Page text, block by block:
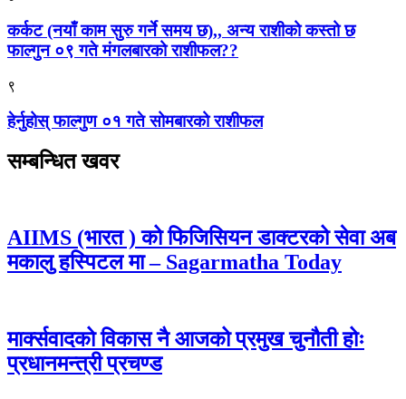
कर्कट (नयाँ काम सुरु गर्ने समय छ),, अन्य राशीको कस्तो छ
फाल्गुन ०९ गते मंगलबारको राशीफल??
९
हेर्नुहोस् फाल्गुण ०१ गते सोमबारको राशीफल
सम्बन्धित खवर
AIIMS (भारत ) को फिजिसियन डाक्टरको सेवा अब
मकालु हस्पिटल मा – Sagarmatha Today
मार्क्सवादको विकास नै आजको प्रमुख चुनौती होः
प्रधानमन्त्री प्रचण्ड